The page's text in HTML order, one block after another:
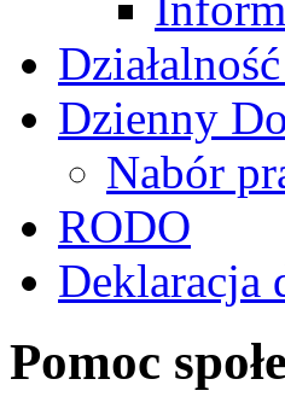
Dzienny
Nabór
RODO
Deklaracja
Pomoc